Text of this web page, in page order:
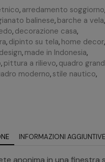
, arredamento soggiorno,
balinese, barche a vela,
, decorazione casa,
, dipinto su tela, home decor,
, made in Indonesia,
, pittura a rilievo, quadro
moderno, stile nautico,
INFORMAZIONI AGGIUNTIVE
anonima in una finestra